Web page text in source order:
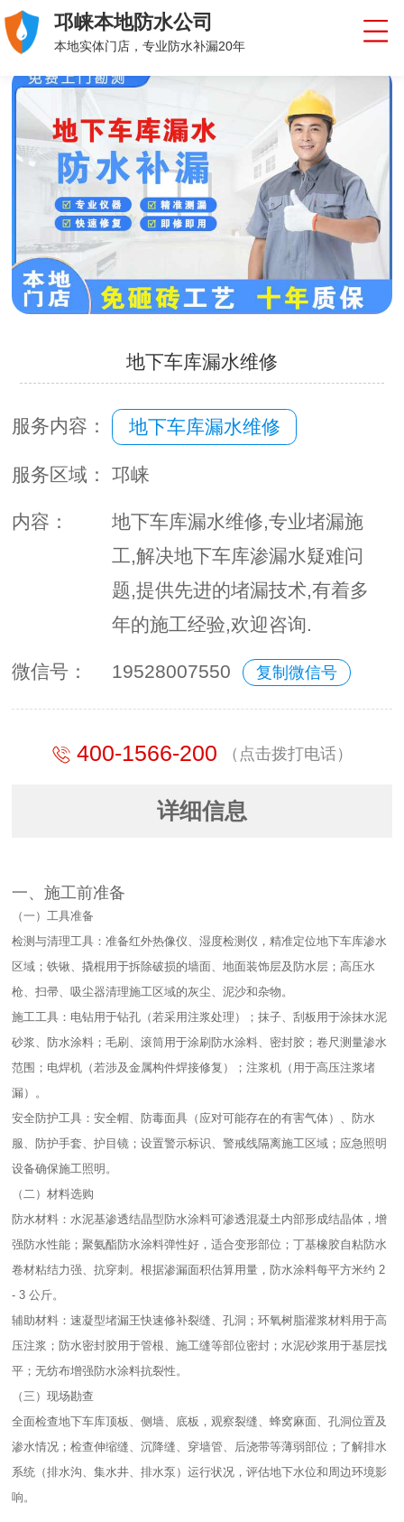
邛崃本地防水公司
本地实体门店，专业防水补漏20年
地下车库漏水维修
服务内容： 地下车库漏水维修
服务区域： 邛崃
内容：
地下车库漏水维修,专业堵漏施
工,解决地下车库渗漏水疑难问
题,提供先进的堵漏技术,有着多
年的施工经验,欢迎咨询.
微信号： 19528007550 复制微信号
400-1566-200 （点击拨打电话）
详细信息
一、施工前准备​
（一）工具准备​
检测与清理工具：准备红外热像仪、湿度检测仪，精准定位地下车库渗水
区域；铁锹、撬棍用于拆除破损的墙面、地面装饰层及防水层；高压水
枪、扫帚、吸尘器清理施工区域的灰尘、泥沙和杂物。​
施工工具：电钻用于钻孔（若采用注浆处理）；抹子、刮板用于涂抹水泥
砂浆、防水涂料；毛刷、滚筒用于涂刷防水涂料、密封胶；卷尺测量渗水
范围；电焊机（若涉及金属构件焊接修复）；注浆机（用于高压注浆堵
漏）。​
安全防护工具：安全帽、防毒面具（应对可能存在的有害气体）、防水
服、防护手套、护目镜；设置警示标识、警戒线隔离施工区域；应急照明
设备确保施工照明。​
（二）材料选购​
防水材料：水泥基渗透结晶型防水涂料可渗透混凝土内部形成结晶体，增
强防水性能；聚氨酯防水涂料弹性好，适合变形部位；丁基橡胶自粘防水
卷材粘结力强、抗穿刺。根据渗漏面积估算用量，防水涂料每平方米约 2
- 3 公斤。​
辅助材料：速凝型堵漏王快速修补裂缝、孔洞；环氧树脂灌浆材料用于高
压注浆；防水密封胶用于管根、施工缝等部位密封；水泥砂浆用于基层找
平；无纺布增强防水涂料抗裂性。​
（三）现场勘查​
全面检查地下车库顶板、侧墙、底板，观察裂缝、蜂窝麻面、孔洞位置及
渗水情况；检查伸缩缝、沉降缝、穿墙管、后浇带等薄弱部位；了解排水
系统（排水沟、集水井、排水泵）运行状况，评估地下水位和周边环境影
响。​